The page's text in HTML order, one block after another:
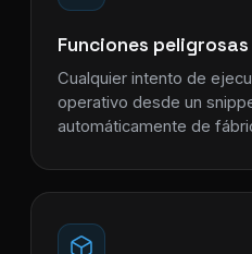
Funciones
Cualquier intento de
operativo desde un
automáticamente de